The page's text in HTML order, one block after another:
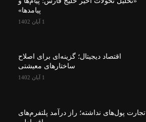
پیامدها»
1 آبان 1402
اقتصاد دیجیتال؛ گزینه‌ای برای اصلاح
ساختارهای معیشتی
1 آبان 1402
تجارت پول‌های نداشته؛ راز درآمد پلتفرم‌های